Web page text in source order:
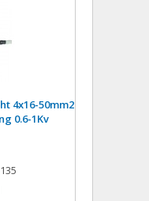
4x16-50mm2
0.6-1Kv